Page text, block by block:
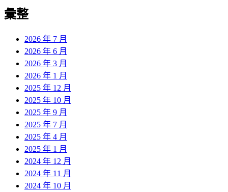
彙整
2026 年 7 月
2026 年 6 月
2026 年 3 月
2026 年 1 月
2025 年 12 月
2025 年 10 月
2025 年 9 月
2025 年 7 月
2025 年 4 月
2025 年 1 月
2024 年 12 月
2024 年 11 月
2024 年 10 月